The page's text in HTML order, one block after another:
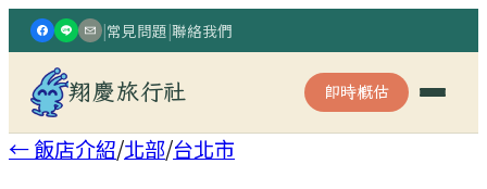
|常見問題|聯絡我們
翔慶旅行社 即時概估
← 飯店介紹/北部/台北市